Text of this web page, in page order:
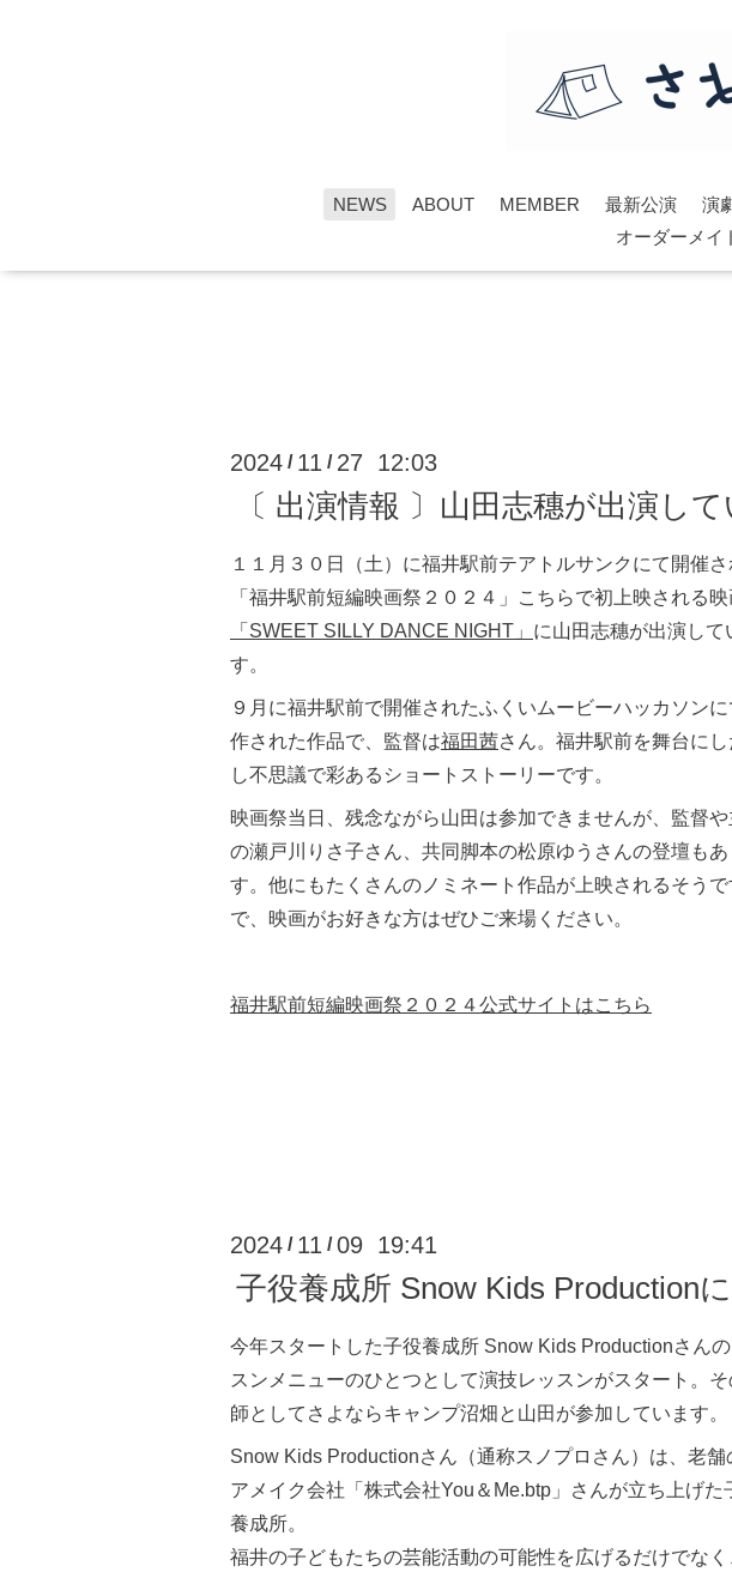
NEWS ABOUT MEMBER 最新公演 演
オーダーメイ
2024 / 11 / 27 12:03
〔 出演情報 〕山田志穗が出演し
１１月３０日（土）に福井駅前テアトルサンクにて開催さ
「福井駅前短編映画祭２０２４」こちらで初上映される
「SWEET SILLY DANCE NIGHT」 に山田志穗が出演して
す。
９月に福井駅前で開催されたふくいムービーハッカソンに
作された作品で、監督は福田茜さん。福井駅前を舞台に
し不思議で彩あるショートストーリーです。
映画祭当日、残念ながら山田は参加できませんが、監督
の瀬戸川りさ子さん、共同脚本の松原ゆうさんの登壇もあ
す。他にもたくさんのノミネート作品が上映されるそう
で、映画がお好きな方はぜひご来場ください。
福井駅前短編映画祭２０２４公式サイトはこちら
2024 / 11 / 09 19:41
子役養成所 Snow Kids Production
今年スタートした子役養成所 Snow Kids Productionさん
スンメニューのひとつとして演技レッスンがスタート。
師としてさよならキャンプ沼畑と山田が参加しています。
Snow Kids Productionさん（通称スノプロさん）は、老舗
アメイク会社「株式会社You＆Me.btp」さんが立ち上げた
養成所。
福井の子どもたちの芸能活動の可能性を広げるだけでな